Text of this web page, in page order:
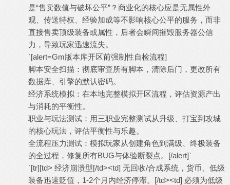
是“售卖数值与破坏公平”？商业化的核心应是无属性外
观、传送特权、经验加成等不影响核心公平的服务，而非
直接售卖顶级装备或属性，后者会瞬间摧毁服务器公信
力，导致玩家迅速流失。
`[alert=Gm版本库开区前强制性自检流程]
脚本安全扫描：彻底审查所有脚本，清除后门，更改所有
数据库、引擎的默认密码。
经济系统模拟：在本地完整模拟开区流程，评估资源产出
与消耗的平衡性。
职业与玩法测试：用三职业完整测试从升级、打宝到攻城
的核心玩法，评估平衡性与乐趣。
全流程压力测试：模拟玩家从创建角色到满级、终极装备
的全过程，修复所有BUG与体验断裂点。[/alert]`
`[tr][td> 经济崩溃型[/td><td] 无回收/合成系统，货币、低级
装备迅速贬值，1-2个月内经济停滞。[/td><td] 必须为低级